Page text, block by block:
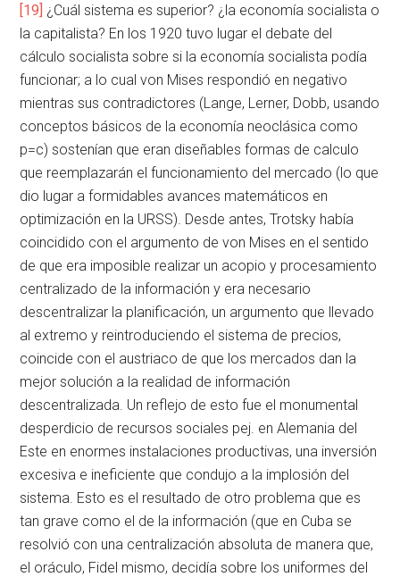
[19] ¿Cuál sistema es superior? ¿la economía socialista o
la capitalista? En los 1920 tuvo lugar el debate del
cálculo socialista sobre si la economía socialista podía
funcionar; a lo cual von Mises respondió en negativo
mientras sus contradictores (Lange, Lerner, Dobb, usando
conceptos básicos de la economía neoclásica como
p=c) sostenían que eran diseñables formas de calculo
que reemplazarán el funcionamiento del mercado (lo que
dio lugar a formidables avances matemáticos en
optimización en la URSS). Desde antes, Trotsky había
coincidido con el argumento de von Mises en el sentido
de que era imposible realizar un acopio y procesamiento
centralizado de la información y era necesario
descentralizar la planificación, un argumento que llevado
al extremo y reintroduciendo el sistema de precios,
coincide con el austriaco de que los mercados dan la
mejor solución a la realidad de información
descentralizada. Un reflejo de esto fue el monumental
desperdicio de recursos sociales pej. en Alemania del
Este en enormes instalaciones productivas, una inversión
excesiva e ineficiente que condujo a la implosión del
sistema. Esto es el resultado de otro problema que es
tan grave como el de la información (que en Cuba se
resolvió con una centralización absoluta de manera que,
el oráculo, Fidel mismo, decidía sobre los uniformes del